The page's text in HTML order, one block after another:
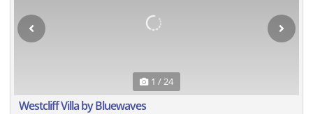
1 / 24
Westcliff Villa by Bluewaves